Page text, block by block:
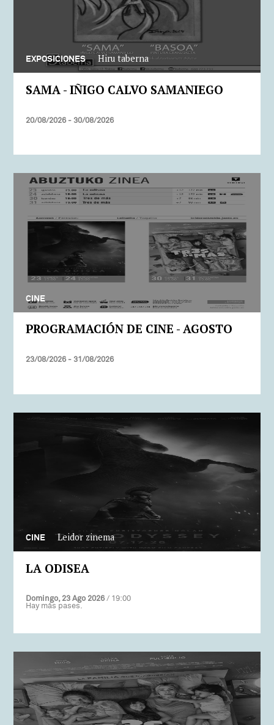
EXPOSICIONES Hiru taberna
SAMA - IÑIGO CALVO SAMANIEGO
20/08/2026 - 30/08/2026
CINE
PROGRAMACIÓN DE CINE - AGOSTO
23/08/2026 - 31/08/2026
CINE Leidor zinema
LA ODISEA
Domingo, 23 Ago 2026/ 19:00
Hay más pases.